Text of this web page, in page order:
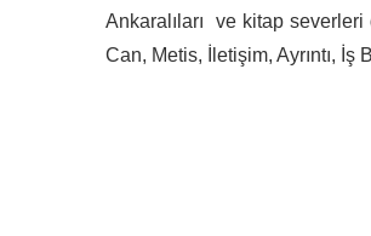
Ankaralıları ve kitap
Can, Metis, İletişim, Ayrıntı, İş